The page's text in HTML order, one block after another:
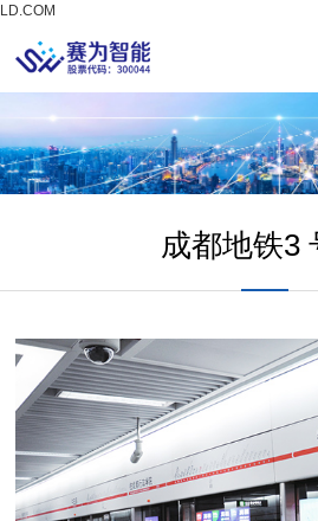
LD.COM
成都地铁3